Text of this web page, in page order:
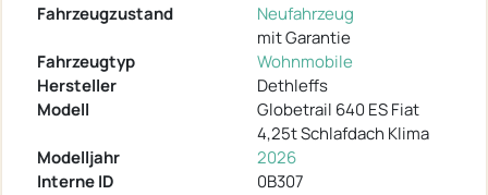
Fahrzeugzustand
Neufahrzeug
mit Garantie
Fahrzeugtyp
Wohnmobile
Hersteller
Dethleffs
Modell
Globetrail 640 ES Fiat
4,25t Schlafdach Klima
Modelljahr
2026
Interne ID
0B307